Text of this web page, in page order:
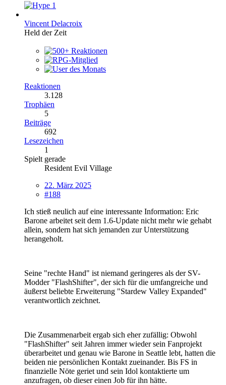
1
Vincent Delacroix
Held der Zeit
Reaktionen
3.128
Trophäen
5
Beiträge
692
Lesezeichen
1
Spielt gerade
Resident Evil Village
22. März 2025
#188
Ich stieß neulich auf eine interessante Information: Eric
Barone arbeitet seit dem 1.6-Update nicht mehr wie gehabt
allein, sondern hat sich jemanden zur Unterstützung
herangeholt.
Seine "rechte Hand" ist niemand geringeres als der SV-
Modder "FlashShifter", der sich für die umfangreiche und
äußerst beliebte Erweiterung "Stardew Valley Expanded"
verantwortlich zeichnet.
Die Zusammenarbeit ergab sich eher zufällig: Obwohl
"FlashShifter" seit Jahren immer wieder sein Fanprojekt
überarbeitet und genau wie Barone in Seattle lebt, hatten die
beiden nie persönlichen Kontakt zueinander. Bis FS in
finanzielle Nöte geriet und sein Idol kontaktierte um
anzufragen, ob dieser einen Job für ihn hätte.